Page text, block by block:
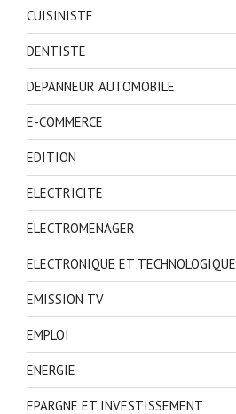
CUISINISTE
DENTISTE
DEPANNEUR AUTOMOBILE
E-COMMERCE
EDITION
ELECTRICITE
ELECTROMENAGER
ELECTRONIQUE ET TECHNOLOGIQUE
EMISSION TV
EMPLOI
ENERGIE
EPARGNE ET INVESTISSEMENT